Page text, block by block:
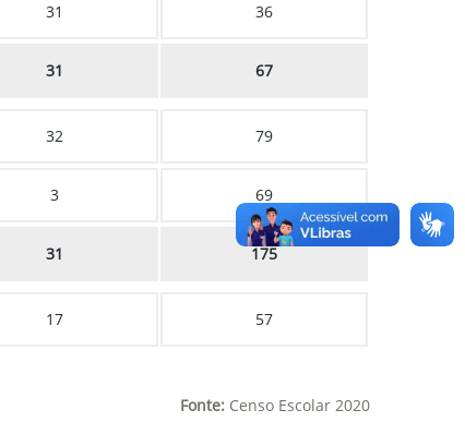
31 36
31 67
32 79
3 69
31 175
17 57
Fonte: Censo Escolar 2020